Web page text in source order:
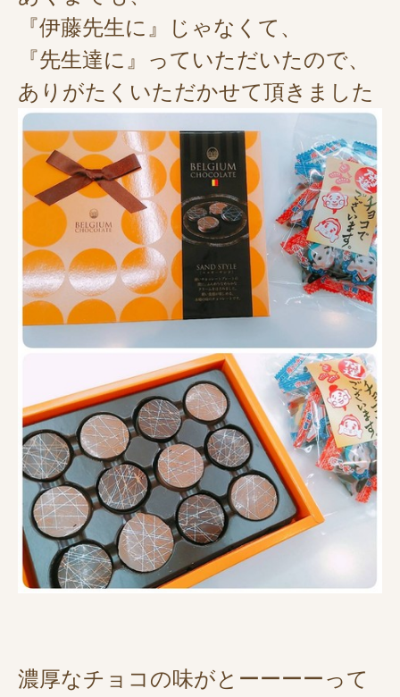
『伊藤先生に』じゃなくて、
『先生達に』っていただいたので、
ありがたくいただかせて頂きました
濃厚なチョコの味がとーーーーって